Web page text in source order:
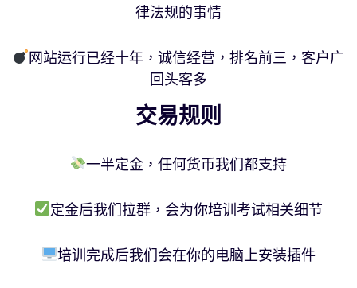
律法规的事情
网站运行已经十年，诚信经营，排名前三，客户广
回头客多
交易规则
一半定金，任何货币我们都支持
定金后我们拉群，会为你培训考试相关细节
培训完成后我们会在你的电脑上安装插件